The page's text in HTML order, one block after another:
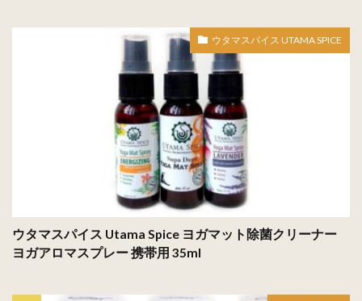
ウタマスパイス UTAMA SPICE
ウタマスパイス Utama Spice ヨガマット除菌クリーナー
ヨガアロマスプレー 携帯用 35ml